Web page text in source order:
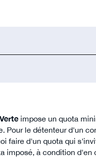
impose un quota
Pour le détenteur d'un
faire d'un quota qui
imposé, à condition d'en